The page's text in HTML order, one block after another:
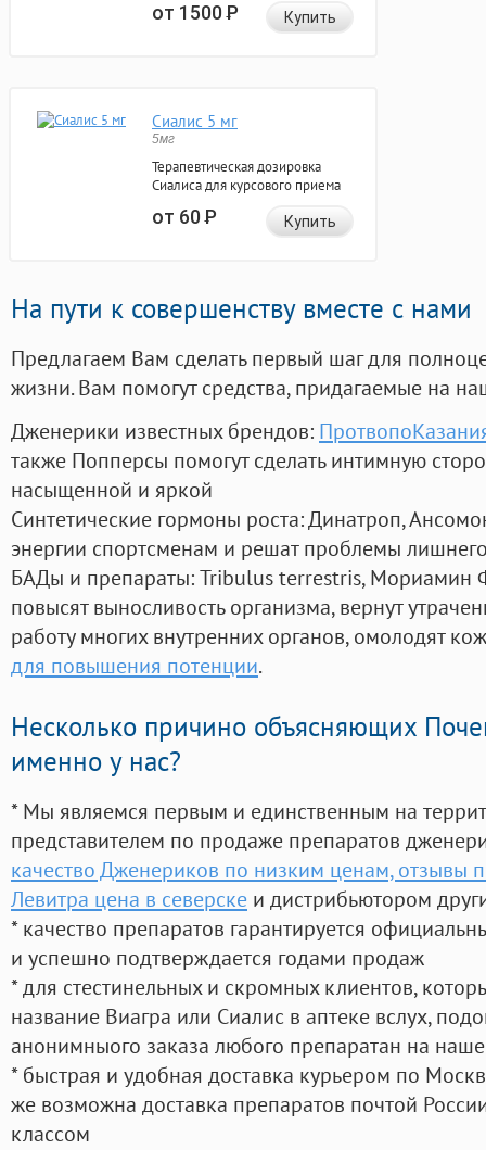
от 1500Р Купить
Сиалис 5 мг
5мг
Терапевтическая дозировка
Сиалиса для курсового приема
от 60Р Купить
На пути к совершенству вместе с нами
Предлагаем Вам сделать первый шаг для
жизни. Вам помогут средства, придагаемые на
Дженерики известных брендов:
также Попперсы помогут сделать интимную
насыщенной и яркой
Синтетические гормоны роста: Динатроп,
энергии спортсменам и решат проблемы
БАДы и препараты:Tribulus terrestris, Мориамин
повысят выносливость организма, вернут
работу многих внутренних органов, омолодят
для повышения потенции.
Несколько причино объясняющих
именно у нас?
* Мы являемся первым и единственным на
представителем по продаже препаратов
качество Дженериков по низким ценам, отзывы
Левитра цена в северске и дистрибьютором
* качество препаратов гарантируется
и успешно подтверждается годами продаж
* для стестинельных и скромных клиентов,
название Виагра или Сиалис в аптеке вслух,
анонимныого заказа любого препаратан на
* быстрая и удобная доставка курьером по
же возможна доставка препаратов почтой
классом